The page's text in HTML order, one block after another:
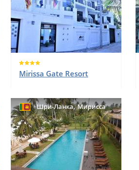
Mirissa Gate Resort
Шри-Ланка,Мирисса